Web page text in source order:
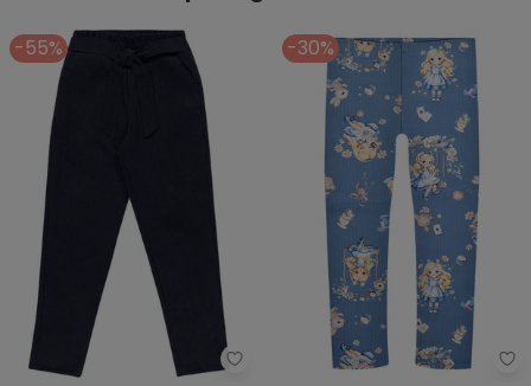
-55%
Outlet - Calça com Amarração
-30%